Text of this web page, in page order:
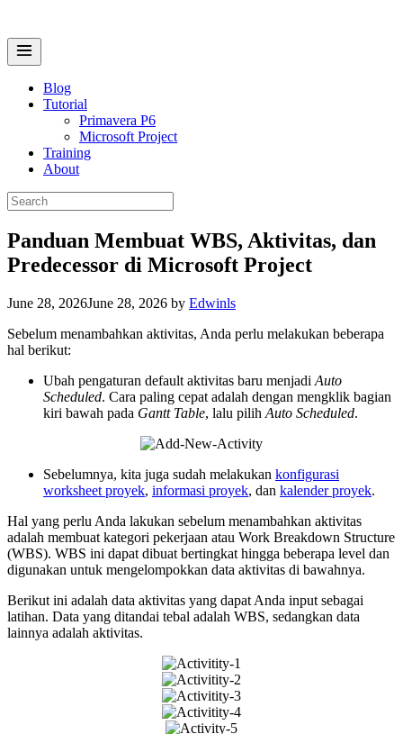
content
Menu
Blog
Tutorial
Primavera P6
Microsoft Project
Training
About
Search
for:
Panduan Membuat WBS, Aktivitas, dan
Predecessor di Microsoft Project
June 28, 2026June 28, 2026 by Edwinls
Sebelum menambahkan aktivitas, Anda perlu melakukan beberapa
hal berikut:
Ubah pengaturan default aktivitas baru menjadi Auto
Scheduled. Cara paling cepat adalah dengan mengklik bagian
kiri bawah pada Gantt Table, lalu pilih Auto Scheduled.
Sebelumnya, kita juga sudah melakukan konfigurasi
worksheet proyek, informasi proyek, dan kalender proyek.
Hal yang perlu Anda lakukan sebelum menambahkan aktivitas
adalah membuat kategori pekerjaan atau Work Breakdown Structure
(WBS). WBS ini dapat dibuat bertingkat hingga beberapa level dan
digunakan untuk mengelompokkan data aktivitas di bawahnya.
Berikut ini adalah data aktivitas yang dapat Anda input sebagai
latihan. Data yang ditandai tebal adalah WBS, sedangkan data
lainnya adalah aktivitas.